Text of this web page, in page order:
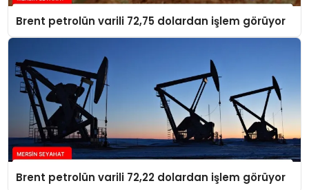
Brent petrolün varili 72,75 dolardan işlem görüyor
Brent petrolün varili 72,22 dolardan işlem görüyor